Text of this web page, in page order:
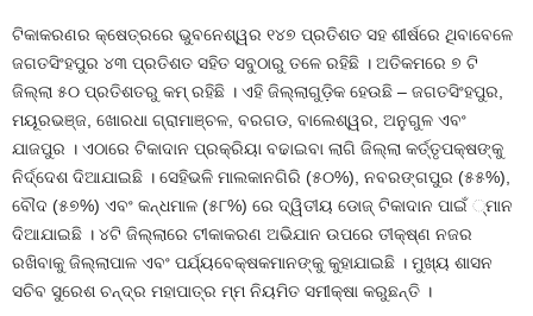
ଟିକାକରଣର କ୍ଷେତ୍ରରେ ଭୁବନେଶ୍ୱର ୧୪୭ ପ୍ରତିଶତ ସହ ଶୀର୍ଷରେ ଥିବାବେଳେ
ଜଗତସିଂହପୁର ୪୩ ପ୍ରତିଶତ ସହିତ ସବୁଠାରୁ ତଳେ ରହିଛି । ଅତିକମରେ ୭ ଟି
ଜିଲ୍ଲା ୫୦ ପ୍ରତିଶତରୁ କମ୍ ରହିଛି । ଏହି ଜିଲ୍ଲାଗୁଡ଼ିକ ହେଉଛି – ଜଗତସିଂହପୁର,
ମୟୂରଭଞ୍ଜ, ଖୋରଧା ଗ୍ରାମାଞ୍ଚଳ, ବରଗଡ, ବାଲେଶ୍ୱର, ଅନୁଗୁଳ ଏବଂ
ଯାଜପୁର । ଏଠାରେ ଟିକାଦାନ ପ୍ରକ୍ରିୟା ବଢାଇବା ଲାଗି ଜିଲ୍ଲା କର୍ତ୍ତୃପକ୍ଷଙ୍କୁ
ନିର୍ଦ୍ଦେଶ ଦିଆଯାଇଛି । ସେହିଭଳି ମାଲକାନଗିରି (୫୦%), ନବରଙ୍ଗପୁର (୫୫%),
ବୌଦ (୫୭%) ଏବଂ କନ୍ଧମାଳ (୫୮%) ରେ ଦ୍ୱିତୀୟ ଡୋଜ୍ ଟିକାଦାନ ପାଇଁ ୍ମାନ
ଦିଆଯାଇଛି । ୪ଟି ଜିଲ୍ଲାରେ ଟୀକାକରଣ ଅଭିଯାନ ଉପରେ ତୀକ୍ଷ୍ଣ ନଜର
ରଖିବାକୁ ଜିଲ୍ଲାପାଳ ଏବଂ ପର୍ଯ୍ୟବେକ୍ଷକମାନଙ୍କୁ କୁହାଯାଇଛି । ମୁଖ୍ୟ ଶାସନ
ସଚିବ ସୁରେଶ ଚନ୍ଦ୍ର ମହାପାତ୍ର ମ୍ମ ନିୟମିତ ସମୀକ୍ଷା କରୁଛନ୍ତି ।